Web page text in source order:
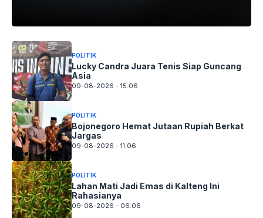
POLITIK
Lucky Candra Juara Tenis Siap Guncang
Asia
09-08-2026 - 15.06
POLITIK
Bojonegoro Hemat Jutaan Rupiah Berkat
Jargas
09-08-2026 - 11.06
POLITIK
Lahan Mati Jadi Emas di Kalteng Ini
Rahasianya
09-08-2026 - 06.06